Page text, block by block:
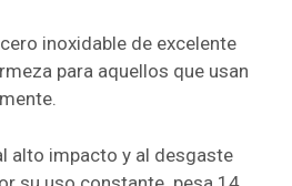
inoxidable de excelente
para aquellos que usan
alto impacto y al desgaste